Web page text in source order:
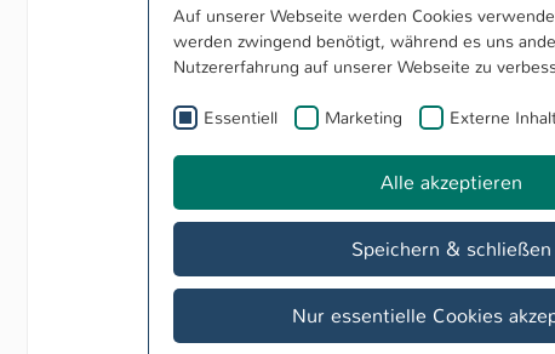
Auf unserer Webseite werden Cookies
werden zwingend benötigt, während es uns
Nutzererfahrung auf unserer Webseite zu
Essentiell Marketing Externe
Alle akzeptieren
Speichern & schließen
Nur essentielle Cookies